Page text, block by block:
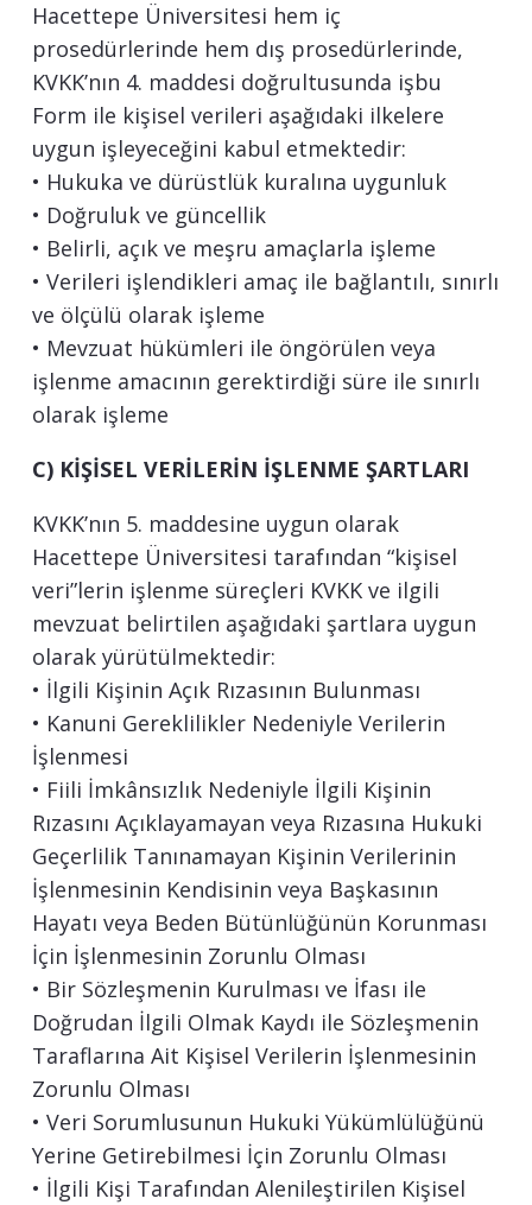
Hacettepe Üniversitesi hem iç
prosedürlerinde hem dış prosedürlerinde,
KVKK’nın 4. maddesi doğrultusunda işbu
Form ile kişisel verileri aşağıdaki ilkelere
uygun işleyeceğini kabul etmektedir:
• Hukuka ve dürüstlük kuralına uygunluk
• Doğruluk ve güncellik
• Belirli, açık ve meşru amaçlarla işleme
• Verileri işlendikleri amaç ile bağlantılı, sınırlı
ve ölçülü olarak işleme
• Mevzuat hükümleri ile öngörülen veya
işlenme amacının gerektirdiği süre ile sınırlı
olarak işleme
C) KİŞİSEL VERİLERİN İŞLENME ŞARTLARI
KVKK’nın 5. maddesine uygun olarak
Hacettepe Üniversitesi tarafından “kişisel
veri”lerin işlenme süreçleri KVKK ve ilgili
mevzuat belirtilen aşağıdaki şartlara uygun
olarak yürütülmektedir:
• İlgili Kişinin Açık Rızasının Bulunması
• Kanuni Gereklilikler Nedeniyle Verilerin
İşlenmesi
• Fiili İmkânsızlık Nedeniyle İlgili Kişinin
Rızasını Açıklayamayan veya Rızasına Hukuki
Geçerlilik Tanınamayan Kişinin Verilerinin
İşlenmesinin Kendisinin veya Başkasının
Hayatı veya Beden Bütünlüğünün Korunması
İçin İşlenmesinin Zorunlu Olması
• Bir Sözleşmenin Kurulması ve İfası ile
Doğrudan İlgili Olmak Kaydı ile Sözleşmenin
Taraflarına Ait Kişisel Verilerin İşlenmesinin
Zorunlu Olması
• Veri Sorumlusunun Hukuki Yükümlülüğünü
Yerine Getirebilmesi İçin Zorunlu Olması
• İlgili Kişi Tarafından Alenileştirilen Kişisel